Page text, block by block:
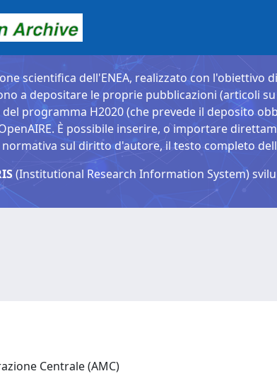
scientifica dell'ENEA, realizzato con
a depositare le proprie pubblicazioni (articoli
programma H2020 (che prevede il deposito
È possibile inserire, o importare
sul diritto d'autore, il testo completo
(Institutional Research Information System)
Centrale (AMC)